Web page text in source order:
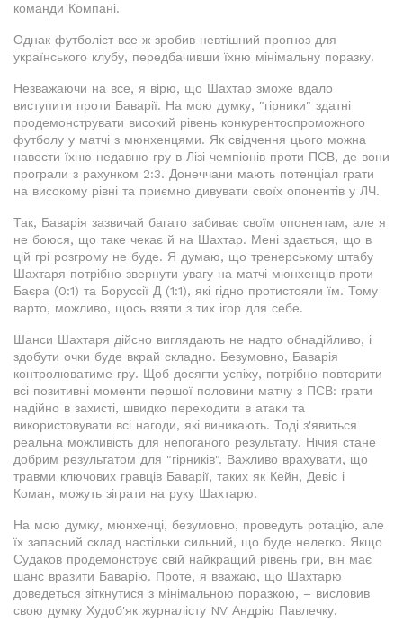
команди Компані.
Однак футболіст все ж зробив невтішний прогноз для
українського клубу, передбачивши їхню мінімальну поразку.
Незважаючи на все, я вірю, що Шахтар зможе вдало
виступити проти Баварії. На мою думку, "гірники" здатні
продемонструвати високий рівень конкурентоспроможного
футболу у матчі з мюнхенцями. Як свідчення цього можна
навести їхню недавню гру в Лізі чемпіонів проти ПСВ, де вони
програли з рахунком 2:3. Донеччани мають потенціал грати
на високому рівні та приємно дивувати своїх опонентів у ЛЧ.
Так, Баварія зазвичай багато забиває своїм опонентам, але я
не боюся, що таке чекає й на Шахтар. Мені здається, що в
цій грі розгрому не буде. Я думаю, що тренерському штабу
Шахтаря потрібно звернути увагу на матчі мюнхенців проти
Баєра (0:1) та Боруссії Д (1:1), які гідно протистояли їм. Тому
варто, можливо, щось взяти з тих ігор для себе.
Шанси Шахтаря дійсно виглядають не надто обнадійливо, і
здобути очки буде вкрай складно. Безумовно, Баварія
контролюватиме гру. Щоб досягти успіху, потрібно повторити
всі позитивні моменти першої половини матчу з ПСВ: грати
надійно в захисті, швидко переходити в атаки та
використовувати всі нагоди, які виникають. Тоді з'явиться
реальна можливість для непоганого результату. Нічия стане
добрим результатом для "гірників". Важливо врахувати, що
травми ключових гравців Баварії, таких як Кейн, Девіс і
Коман, можуть зіграти на руку Шахтарю.
На мою думку, мюнхенці, безумовно, проведуть ротацію, але
їх запасний склад настільки сильний, що буде нелегко. Якщо
Судаков продемонструє свій найкращий рівень гри, він має
шанс вразити Баварію. Проте, я вважаю, що Шахтарю
доведеться зіткнутися з мінімальною поразкою, – висловив
свою думку Худоб'як журналісту NV Андрію Павлечку.